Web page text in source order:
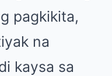
pagkikita,
na
kaysa sa